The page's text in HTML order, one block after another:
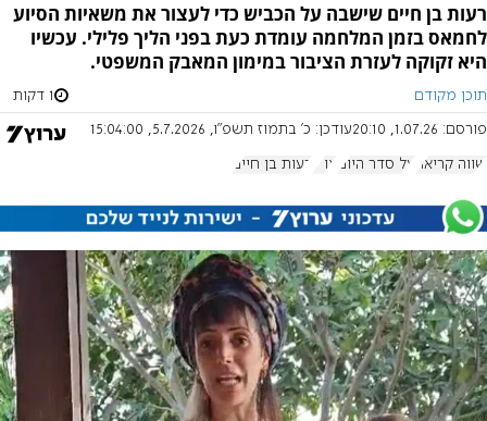
רעות בן חיים שישבה על הכביש כדי לעצור את משאיות הסיוע
לחמאס בזמן המלחמה עומדת כעת בפני הליך פלילי. עכשיו
היא זקוקה לעזרת הציבור במימון המאבק המשפטי.
תוכן מקודם 1 דקות
פורסם: 1.07.26, 20:10 עודכן: כ' בתמוז תשפ"ו, 5.7.2026, 15:04:00
שווה קריאה על סדר היום צו 9 רעות בן חיים